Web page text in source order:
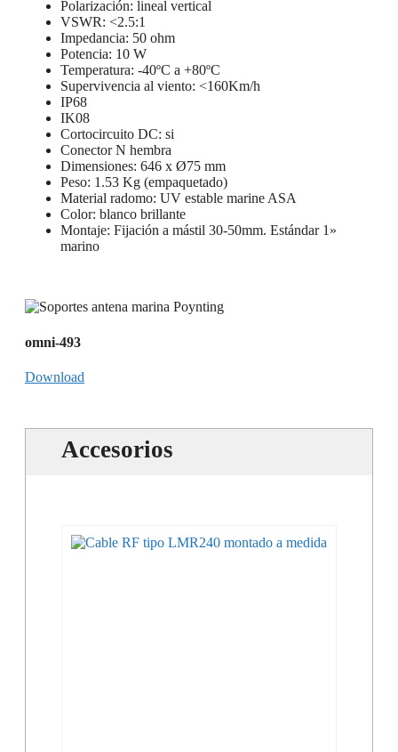
Polarización: lineal vertical
VSWR: <2.5:1
Impedancia: 50 ohm
Potencia: 10 W
Temperatura: -40ºC a +80ºC
Supervivencia al viento: <160Km/h
IP68
IK08
Cortocircuito DC: si
Conector N hembra
Dimensiones: 646 x Ø75 mm
Peso: 1.53 Kg (empaquetado)
Material radomo: UV estable marine ASA
Color: blanco brillante
Montaje: Fijación a mástil 30-50mm. Estándar 1»
marino
omni-493
Download
Accesorios